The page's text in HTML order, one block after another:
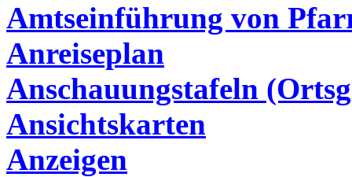
Amtseinführung von
Anreiseplan
Anschauungstafeln
Ansichtskarten
Anzeigen